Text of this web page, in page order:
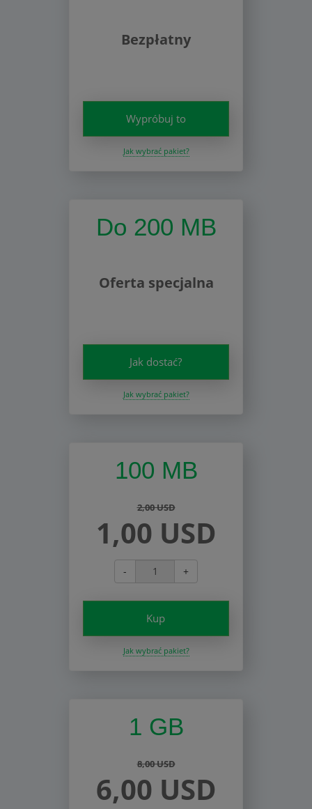
Bezpłatny
Wypróbuj to
Jak wybrać pakiet?
Do 200 MB
Oferta specjalna
Jak dostać?
Jak wybrać pakiet?
100 MB
2,00 USD
1,00 USD
- +
Kup
Jak wybrać pakiet?
1 GB
8,00 USD
6,00 USD